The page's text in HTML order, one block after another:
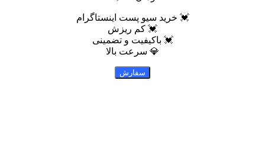
💓 خرید سیو پست اینستاگرام
💓 کم ریزش
💓 باکیفیت و تضمینی
💎 سرعت بالا